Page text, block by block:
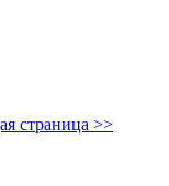
страница >>